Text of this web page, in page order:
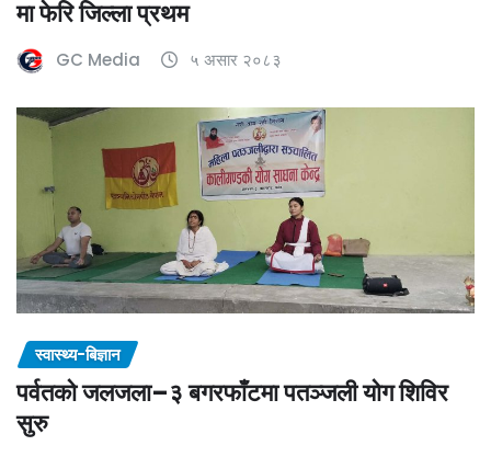
मा फेरि जिल्ला प्रथम
GC Media ५ असार २०८३
स्वास्थ्य-बिज्ञान
पर्वतको जलजला–३ बगरफाँटमा पतञ्जली योग शिविर
सुरु